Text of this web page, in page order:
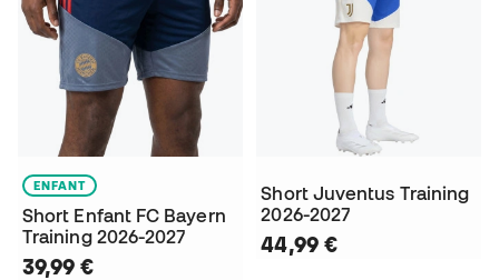
ENFANT
Short Enfant FC Bayern
Training 2026-2027
39,99 €
Short Juventus Training
2026-2027
44,99 €